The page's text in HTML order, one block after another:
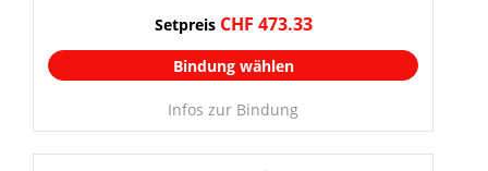
Setpreis CHF 473.33
Bindung wählen
Infos zur Bindung